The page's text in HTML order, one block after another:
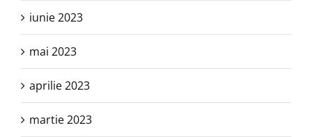
iunie 2023
mai 2023
aprilie 2023
martie 2023